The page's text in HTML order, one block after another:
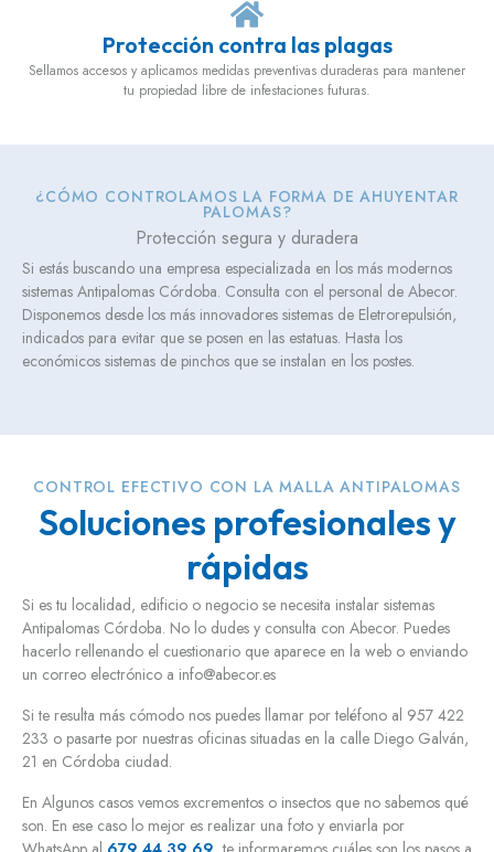
Protección contra las plagas
Sellamos accesos y aplicamos medidas preventivas duraderas para mantener
tu propiedad libre de infestaciones futuras.
¿CÓMO CONTROLAMOS LA FORMA DE AHUYENTAR
PALOMAS?
Protección segura y duradera
Si estás buscando una empresa especializada en los más modernos
sistemas Antipalomas Córdoba. Consulta con el personal de Abecor.
Disponemos desde los más innovadores sistemas de Eletrorepulsión,
indicados para evitar que se posen en las estatuas. Hasta los
económicos sistemas de pinchos que se instalan en los postes.
CONTROL EFECTIVO CON LA MALLA ANTIPALOMAS
Soluciones profesionales y
rápidas
Si es tu localidad, edificio o negocio se necesita instalar sistemas
Antipalomas Córdoba. No lo dudes y consulta con Abecor. Puedes
hacerlo rellenando el cuestionario que aparece en la web o enviando
un correo electrónico a info@abecor.es
Si te resulta más cómodo nos puedes llamar por teléfono al 957 422
233 o pasarte por nuestras oficinas situadas en la calle Diego Galván,
21 en Córdoba ciudad.
En Algunos casos vemos excrementos o insectos que no sabemos qué
son. En ese caso lo mejor es realizar una foto y enviarla por